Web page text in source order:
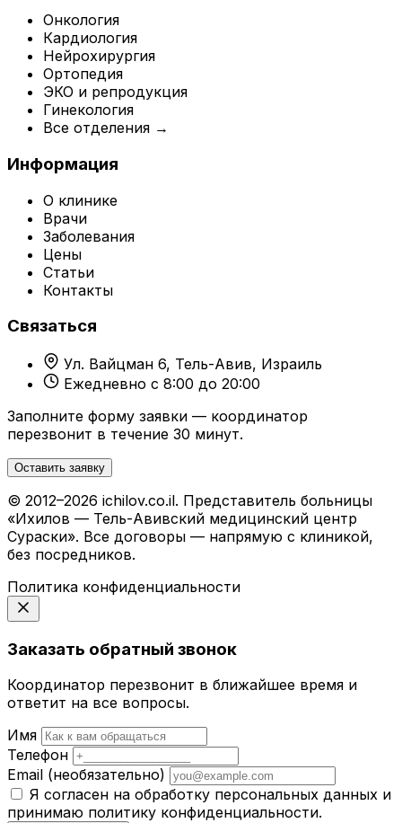
Онкология
Кардиология
Нейрохирургия
Ортопедия
ЭКО и репродукция
Гинекология
Все отделения →
Информация
О клинике
Врачи
Заболевания
Цены
Статьи
Контакты
Связаться
Ул. Вайцман 6, Тель-Авив, Израиль
Ежедневно с 8:00 до 20:00
Заполните форму заявки — координатор
перезвонит в течение 30 минут.
Оставить заявку
© 2012–2026 ichilov.co.il. Представитель больницы
«Ихилов — Тель-Авивский медицинский центр
Сураски». Все договоры — напрямую с клиникой,
без посредников.
Политика конфиденциальности
Заказать обратный звонок
Координатор перезвонит в ближайшее время и
ответит на все вопросы.
Имя
Телефон
Email (необязательно)
Я согласен на обработку персональных данных и
принимаю политику конфиденциальности.